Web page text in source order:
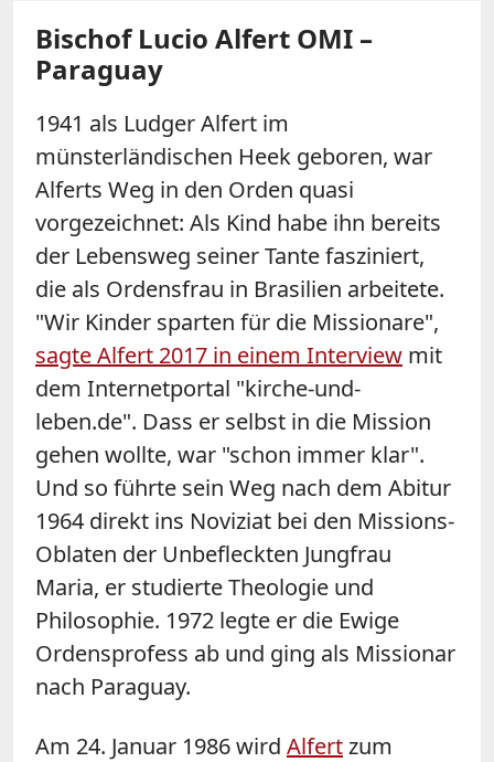
Bischof Lucio Alfert OMI –
Paraguay
1941 als Ludger Alfert im
münsterländischen Heek geboren, war
Alferts Weg in den Orden quasi
vorgezeichnet: Als Kind habe ihn bereits
der Lebensweg seiner Tante fasziniert,
die als Ordensfrau in Brasilien arbeitete.
"Wir Kinder sparten für die Missionare",
sagte Alfert 2017 in einem Interview mit
dem Internetportal "kirche-und-
leben.de". Dass er selbst in die Mission
gehen wollte, war "schon immer klar".
Und so führte sein Weg nach dem Abitur
1964 direkt ins Noviziat bei den Missions-
Oblaten der Unbefleckten Jungfrau
Maria, er studierte Theologie und
Philosophie. 1972 legte er die Ewige
Ordensprofess ab und ging als Missionar
nach Paraguay.
Am 24. Januar 1986 wird Alfertzum